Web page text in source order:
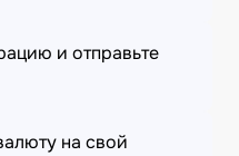
и отправьте
на свой